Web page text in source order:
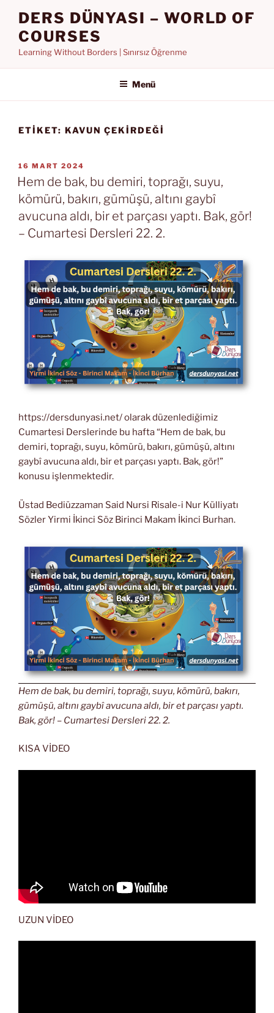
DERS DÜNYASI – WORLD OF
COURSES
Learning Without Borders | Sınırsız Öğrenme
Menü
ETIKET: KAVUN ÇEKIRDEĞI
YAYIM
TARIHI
16 MART 2024
Hem de bak, bu demiri, toprağı, suyu,
kömürü, bakırı, gümüşü, altını gaybî
avucuna aldı, bir et parçası yaptı. Bak, gör!
– Cumartesi Dersleri 22. 2.
https://dersdunyasi.net/ olarak düzenlediğimiz
Cumartesi Derslerinde bu hafta “Hem de bak, bu
demiri, toprağı, suyu, kömürü, bakırı, gümüşü, altını
gaybî avucuna aldı, bir et parçası yaptı. Bak, gör!”
konusu işlenmektedir.
Üstad Bediüzzaman Said Nursi Risale-i Nur Külliyatı
Sözler Yirmi İkinci Söz Birinci Makam İkinci Burhan.
Hem de bak, bu demiri, toprağı, suyu, kömürü, bakırı,
gümüşü, altını gaybî avucuna aldı, bir et parçası yaptı.
Bak, gör! – Cumartesi Dersleri 22. 2.
KISA VİDEO
UZUN VİDEO